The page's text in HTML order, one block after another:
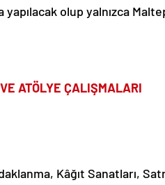
olup yalnızca
ATÖLYE ÇALIŞMALARI
Kâğıt Sanatları,